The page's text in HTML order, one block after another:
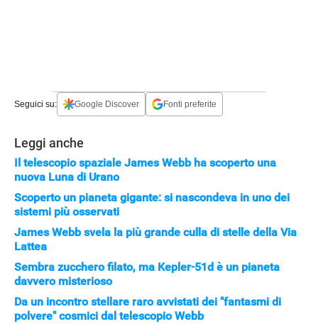
Seguici su: Google Discover Fonti preferite
Leggi anche
Il telescopio spaziale James Webb ha scoperto una
nuova Luna di Urano
Scoperto un pianeta gigante: si nascondeva in uno dei
sistemi più osservati
James Webb svela la più grande culla di stelle della Via
Lattea
Sembra zucchero filato, ma Kepler-51d è un pianeta
davvero misterioso
Da un incontro stellare raro avvistati dei "fantasmi di
polvere" cosmici dal telescopio Webb